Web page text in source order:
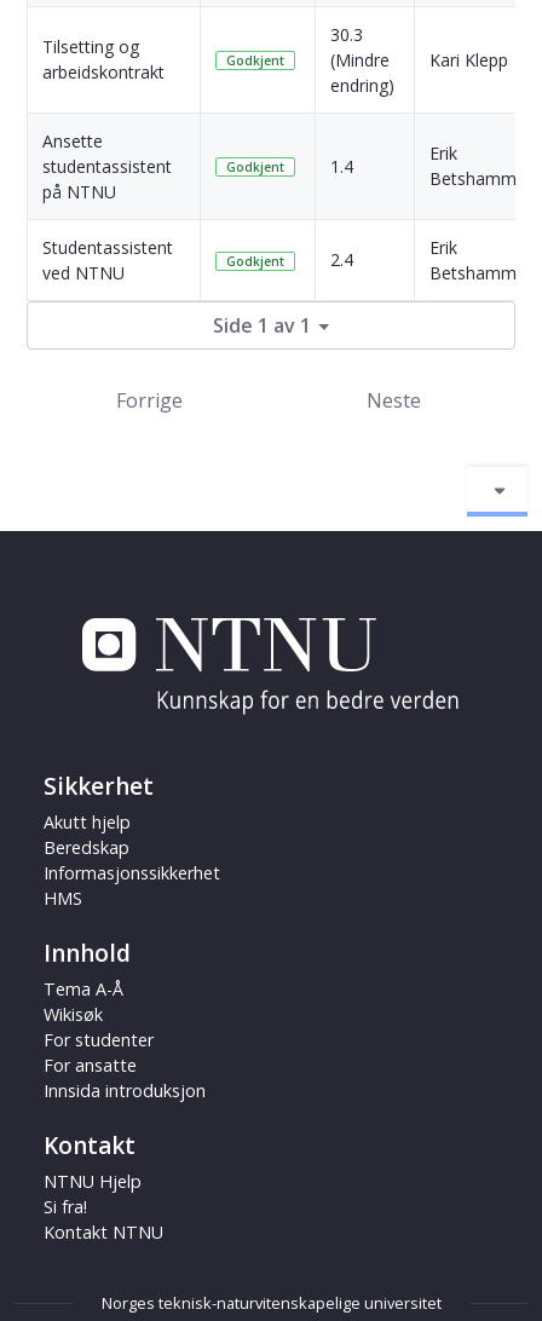
Tilsetting og
arbeidskontrakt
Godkjent
30.3
(Mindre
endring)
Kari Klepp
Ansette
studentassistent
på NTNU
Godkjent 1.4
Erik
Betshammar
Studentassistent
ved NTNU
Godkjent 2.4
Erik
Betshammar
Side 1 av 1
Forrige Neste
Sikkerhet
Akutt hjelp
Beredskap
Informasjonssikkerhet
HMS
Innhold
Tema A-Å
Wikisøk
For studenter
For ansatte
Innsida introduksjon
Kontakt
NTNU Hjelp
Si fra!
Kontakt NTNU
Norges teknisk-naturvitenskapelige universitet